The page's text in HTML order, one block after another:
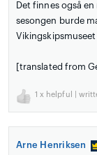
Det finnes også
sesongen burde
[translated from
1 x helpful |
Arne Henriksen